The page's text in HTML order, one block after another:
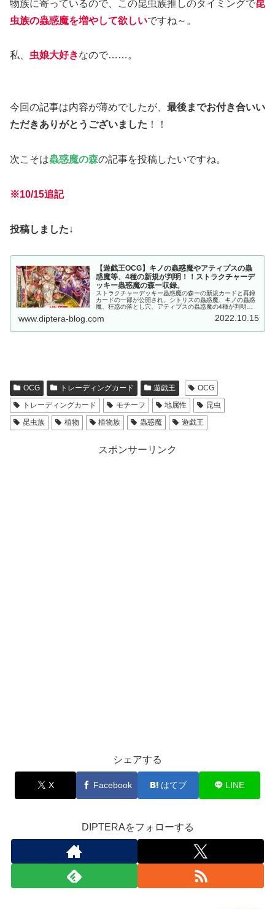
物族に寄っているので、この昆虫族推しのタイミングで昆
虫族の蟲惑魔を増やして欲しいですね～。
私、 虫娘大好きなので……。
今回の記事は内容が薄めでしたが、 最後までお付き合いい
ただきありがとうございました ！！
次こそは蟲惑魔の森の記事を投稿したいですね。
※10/15追記
投稿しました↓
【遊戯王OCG】キノの蟲惑魔やアティプスの蟲
惑魔等、4種の新規が判明！！ストラクチャーデ
ッキー蟲惑魔の森ー収録。
ストラクチャーデッキー蟲惑魔の森ーの新規カードと再録
カードの一部が公開され、シトリスの蟲惑魔、キノの蟲惑
魔、狂惑の落とし穴、アティプスの蟲惑魔の4種が判明し
を大幅強化。残りの新規にも期待が高まりますね。
www.diptera-blog.com 2022.10.15
OCG トレーディングカード 遊戯王
OCG
トレーディングカード
モチーフ 地属性
昆虫
昆虫族
植物 植物族 蟲惑魔 遊戯王
スポンサーリンク
シェアする
X Facebook はてブ LINE
DIPTERAをフォローする